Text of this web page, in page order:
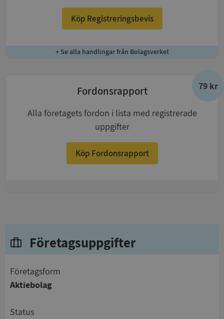
Köp Registreringsbevis
+ Se alla handlingar från Bolagsverket
79 kr
Fordonsrapport
Alla företagets fordon i lista med registrerade
uppgifter
Köp Fordonsrapport
Företagsuppgifter
företagsform
Aktiebolag
status